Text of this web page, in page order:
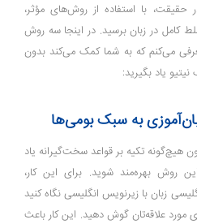
با استفاده از روش‌های مؤثر،
کامل در زبان برسید. در اینجا سه روش
می‌کنم که به شما کمک می‌کند بدون
یاد بگیرید:
هیچ‌گونه تکیه بر قواعد سخت‌گیرانه یاد
روش بهره‌مند شوید. برای این کار،
زبان با زیرنویس انگلیسی نگاه کنید
مورد علاقه‌تان گوش دهید. این کار باعث